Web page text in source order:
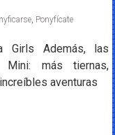
, Ponyfícate
Girls Además, las
Mini: más tiernas,
aventuras